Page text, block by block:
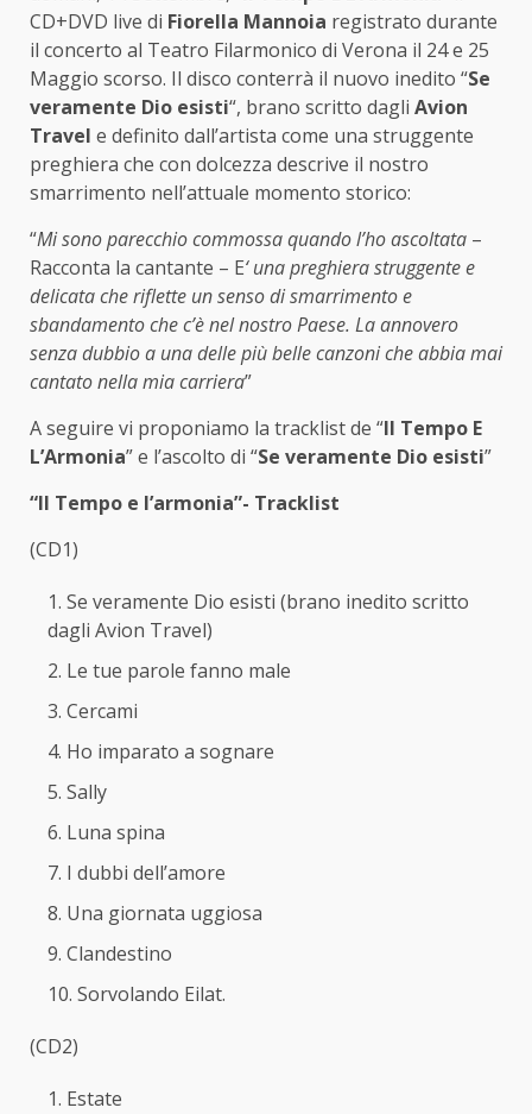
CD+DVD live di Fiorella Mannoia registrato durante
il concerto al Teatro Filarmonico di Verona il 24 e 25
Maggio scorso. Il disco conterrà il nuovo inedito “Se
veramente Dio esisti“, brano scritto dagli Avion
Travel e definito dall’artista come una struggente
preghiera che con dolcezza descrive il nostro
smarrimento nell’attuale momento storico:
“Mi sono parecchio commossa quando l’ho ascoltata –
Racconta la cantante – E‘ una preghiera struggente e
delicata che riflette un senso di smarrimento e
sbandamento che c’è nel nostro Paese. La annovero
senza dubbio a una delle più belle canzoni che abbia mai
cantato nella mia carriera”
A seguire vi proponiamo la tracklist de “Il Tempo E
L’Armonia” e l’ascolto di “Se veramente Dio esisti”
“Il Tempo e l’armonia”- Tracklist
(CD1)
Se veramente Dio esisti (brano inedito scritto
dagli Avion Travel)
Le tue parole fanno male
Cercami
Ho imparato a sognare
Sally
Luna spina
I dubbi dell’amore
Una giornata uggiosa
Clandestino
Sorvolando Eilat.
(CD2)
Estate